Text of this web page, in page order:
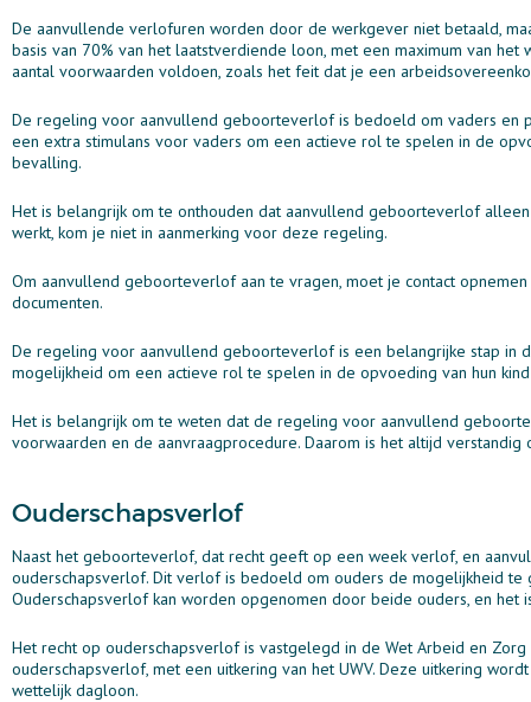
De aanvullende verlofuren worden door de werkgever niet betaald,
basis van 70% van het laatstverdiende loon, met een maximum van
aantal voorwaarden voldoen, zoals het feit dat je een
De regeling voor aanvullend geboorteverlof is bedoeld om vaders en
een extra stimulans voor vaders om een actieve rol te spelen in de
bevalling.
Het is belangrijk om te onthouden dat aanvullend geboorteverlof
werkt, kom je niet in aanmerking voor deze regeling.
Om aanvullend geboorteverlof aan te vragen, moet je contact
documenten.
De regeling voor aanvullend geboorteverlof is een belangrijke stap in
mogelijkheid om een actieve rol te spelen in de opvoeding van hun
Het is belangrijk om te weten dat de regeling voor aanvullend
voorwaarden en de aanvraagprocedure. Daarom is het altijd
Ouderschapsverlof
Naast het geboorteverlof, dat recht geeft op een week verlof, en
ouderschapsverlof. Dit verlof is bedoeld om ouders de mogelijkheid
Ouderschapsverlof kan worden opgenomen door beide ouders, en
Het recht op ouderschapsverlof is vastgelegd in de Wet Arbeid en
ouderschapsverlof, met een uitkering van het UWV. Deze uitkering
wettelijk dagloon.